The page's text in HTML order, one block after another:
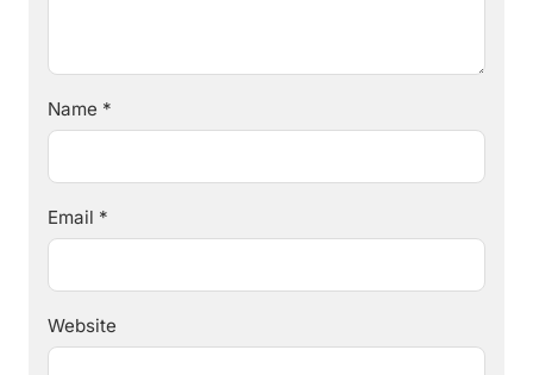
Name *
Email *
Website